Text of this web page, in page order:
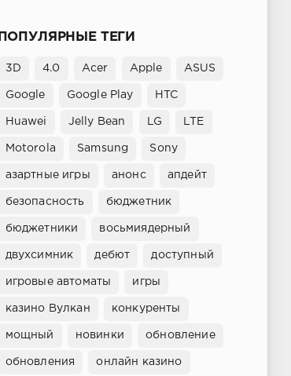
ПОПУЛЯРНЫЕ ТЕГИ
3D 4.0 Acer Apple ASUS
Google Google Play HTC
Huawei Jelly Bean LG LTE
Motorola Samsung Sony
азартные игры анонс апдейт
безопасность бюджетник
бюджетники восьмиядерный
двухсимник дебют доступный
игровые автоматы игры
казино Вулкан конкуренты
мощный новинки обновление
обновления онлайн казино